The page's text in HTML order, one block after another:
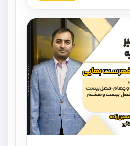
عملی در این خصوص ارائه شده است.